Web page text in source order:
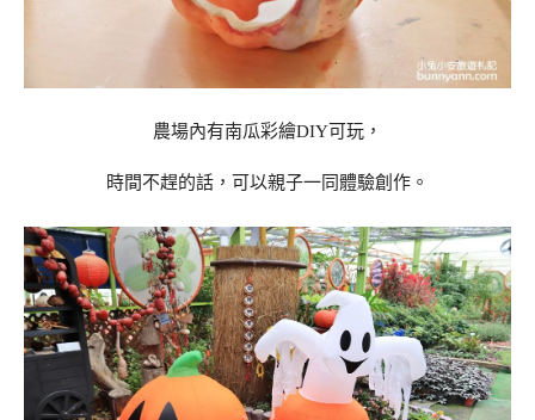
農場內有南瓜彩繪DIY可玩，
時間不趕的話，可以親子一同體驗創作。